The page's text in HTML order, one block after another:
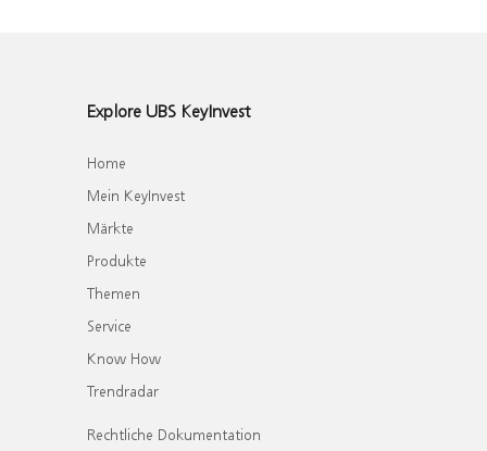
Explore UBS KeyInvest
Home
Mein KeyInvest
Märkte
Produkte
Themen
Service
Know How
Trendradar
Rechtliche Dokumentation